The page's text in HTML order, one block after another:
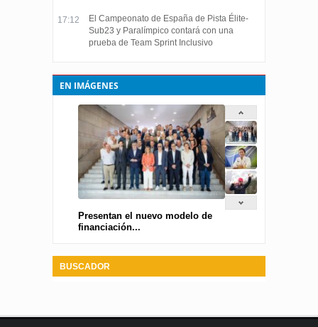
17:12
El Campeonato de España de Pista Élite-
Sub23 y Paralímpico contará con una
prueba de Team Sprint Inclusivo
EN IMÁGENES
Presentan el nuevo modelo de
financiación...
BUSCADOR